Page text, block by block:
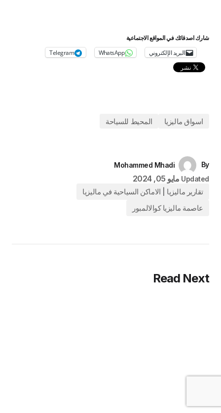
شارك اصدقائك في المواقع الاجتماعية
البريد الإلكتروني WhatsApp
Telegram
اسواق ماليزيا المحيط للسياحة
By
Mohammed Mhadi
Updated مايو 05, 2024
تقارير ماليزيا | الاماكن السياحية في ماليزيا
عاصمة ماليزيا كوالالمبور
Read Next